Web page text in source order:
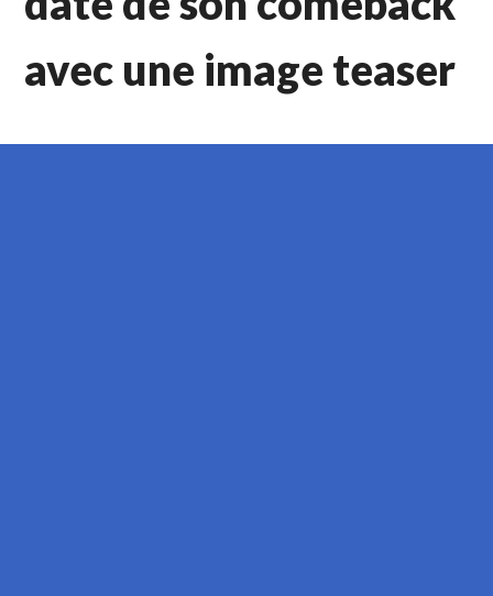
avec une image teaser